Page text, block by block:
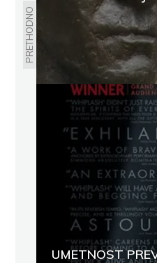
PRETHODNO
UMETNOST